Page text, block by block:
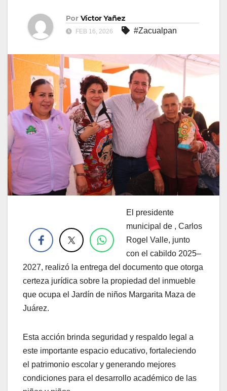
Por Víctor Yañez
FEB 16, 2026 #Zacualpan
El presidente
municipal de , Carlos
Rogel Valle, junto
con el cabildo 2025–
2027, realizó la entrega del documento que otorga
certeza jurídica sobre la propiedad del inmueble
que ocupa el Jardín de niños Margarita Maza de
Juárez.
Esta acción brinda seguridad y respaldo legal a
este importante espacio educativo, fortaleciendo
el patrimonio escolar y generando mejores
condiciones para el desarrollo académico de las